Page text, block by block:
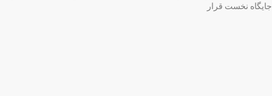
نخست قرار